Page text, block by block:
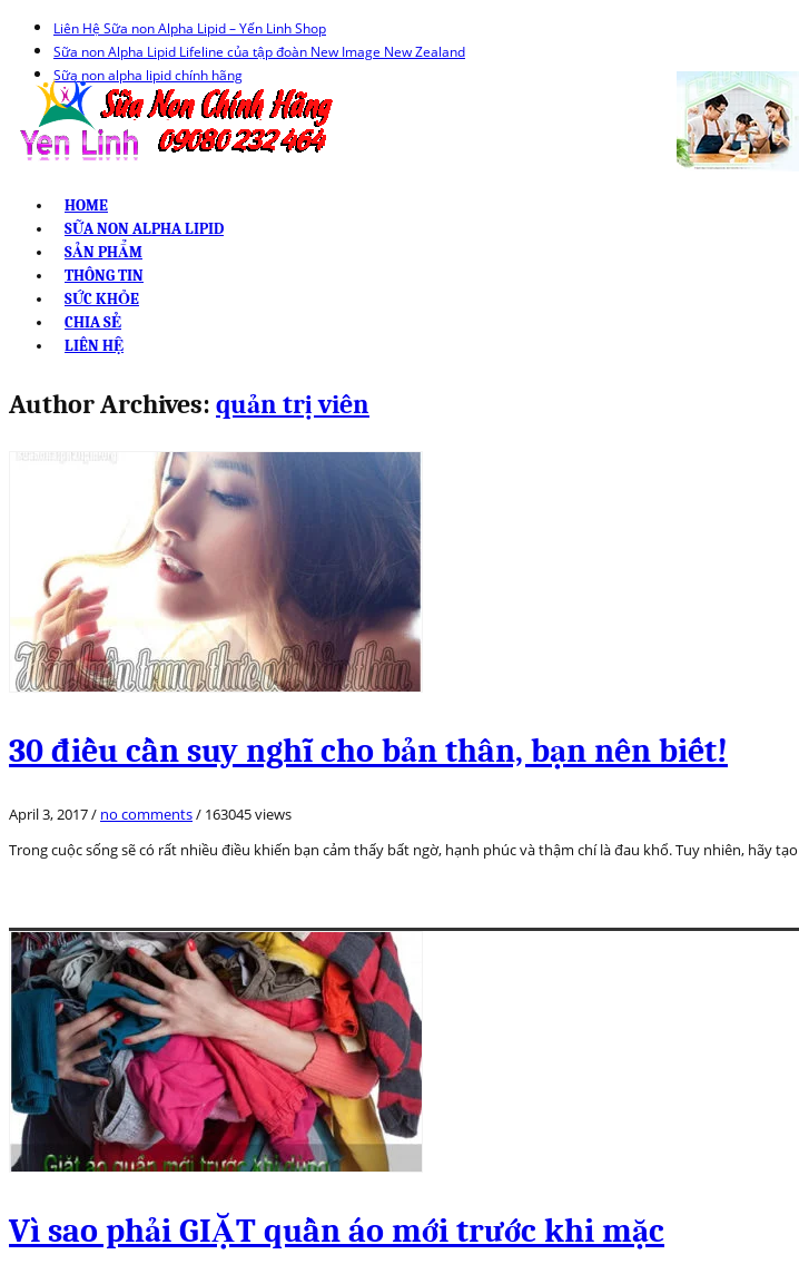
Liên Hệ Sữa non Alpha Lipid – Yến Linh Shop
Sữa non Alpha Lipid Lifeline của tập đoàn New Image New Zealand
Sữa non alpha lipid chính hãng
HOME
SỮA NON ALPHA LIPID
SẢN PHẨM
THÔNG TIN
SỨC KHỎE
CHIA SẺ
LIÊN HỆ
Author Archives: quản trị viên
30 điều cần suy nghĩ cho bản thân, bạn nên biết!
April 3, 2017/ no comments/ 163045 views
Trong cuộc sống sẽ có rất nhiều điều khiến bạn cảm thấy bất ngờ, hạnh phúc và thậm chí là đau khổ. Tuy nhiên, hãy
Vì sao phải GIẶT quần áo mới trước khi mặc